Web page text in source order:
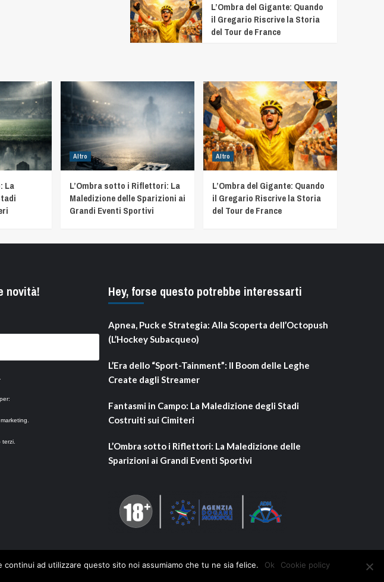
L’Ombra del Gigante: Quando
il Gregario Riscrive la Storia
del Tour de France
La
Altro
L’Ombra sotto i Riflettori: La
Maledizione delle Sparizioni ai
Grandi Eventi Sportivi
Altro
L’Ombra del Gigante: Quando
il Gregario Riscrive la Storia
del Tour de France
novità! Hey, forse questo potrebbe interessarti
Apnea, Puck e Strategia: Alla Scoperta dell’Octopush
(L’Hockey Subacqueo)
L’Era dello “Sport-Tainment”: Il Boom delle Leghe
Create dagli Streamer
Fantasmi in Campo: La Maledizione degli Stadi
Costruiti sui Cimiteri
L’Ombra sotto i Riflettori: La Maledizione delle
Sparizioni ai Grandi Eventi Sportivi
ad utilizzare questo sito noi assumiamo che tu ne sia felice. Ok Cookie policy